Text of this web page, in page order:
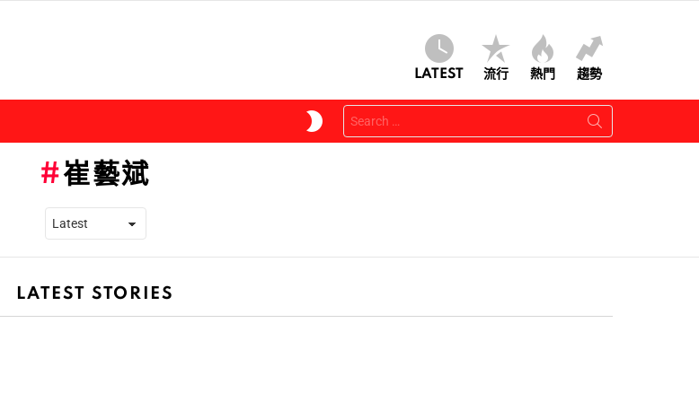
LATEST 流行 熱門 趨勢
SKIN
Search
for:
崔藝斌
LATEST STORIES